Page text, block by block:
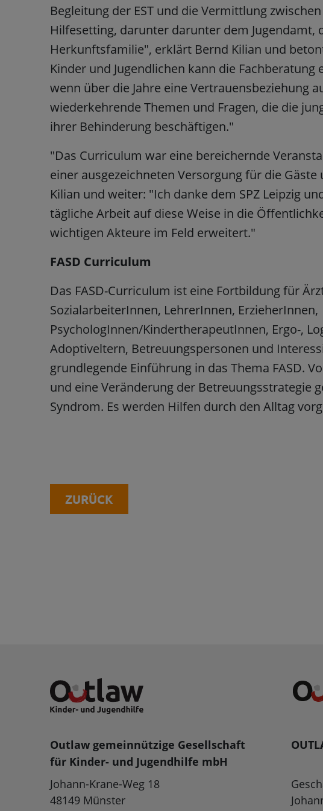
Begleitung der EST und die Vermittlung
Hilfesetting, darunter darunter dem
Herkunftsfamilie", erklärt Bernd Kilian und
Kinder und Jugendlichen kann die
wenn über die Jahre eine Vertrauensbeziehung
wiederkehrende Themen und Fragen, die die
ihrer Behinderung beschäftigen."
"Das Curriculum war eine bereichernde
einer ausgezeichneten Versorgung für die
Kilian und weiter: "Ich danke dem SPZ Leipzig
tägliche Arbeit auf diese Weise in die
wichtigen Akteure im Feld erweitert."
FASD Curriculum
Das FASD-Curriculum ist eine Fortbildung für
SozialarbeiterInnen, LehrerInnen, ErzieherInnen,
PsychologInnen/KindertherapeutInnen, Ergo-,
Adoptiveltern, Betreuungspersonen und
grundlegende Einführung in das Thema FASD.
und eine Veränderung der Betreuungsstrategie
Syndrom. Es werden Hilfen durch den Alltag
ZURÜCK
Outlaw gemeinnützige Gesellschaft
für Kinder- und Jugendhilfe mbH
Johann-Krane-Weg 18
48149 Münster